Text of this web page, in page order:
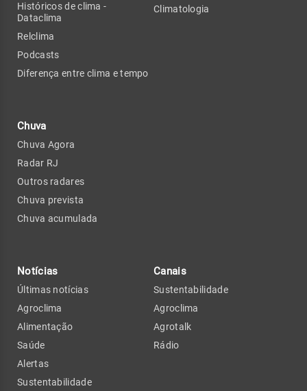
Históricos de clima -
Dataclima
Relclima
Podcasts
Diferença entre clima e tempo
Chuva
Chuva Agora
Radar RJ
Outros radares
Chuva prevista
Chuva acumulada
Climatologia
Notícias
Últimas notícias
Agroclima
Alimentação
Saúde
Alertas
Sustentabilidade
Canais
Sustentabilidade
Agroclima
Agrotalk
Rádio